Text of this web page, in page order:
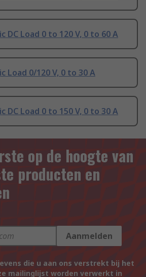
DC Load 0 to 120 V, 0 to 60 A
Load 0/120 V, 0 to 30 A
DC Load 0 to 150 V, 0 to 30 A
op de hoogte van
producten en
Aanmelden
die u aan ons verstrekt bij het
mailinglijst worden verwerkt in